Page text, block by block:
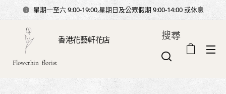
星期一至六 9:00-19:00,星期日及公眾假期 9:00-14:00 或休息
香港花藝軒花店
Flowerhin florist
搜尋